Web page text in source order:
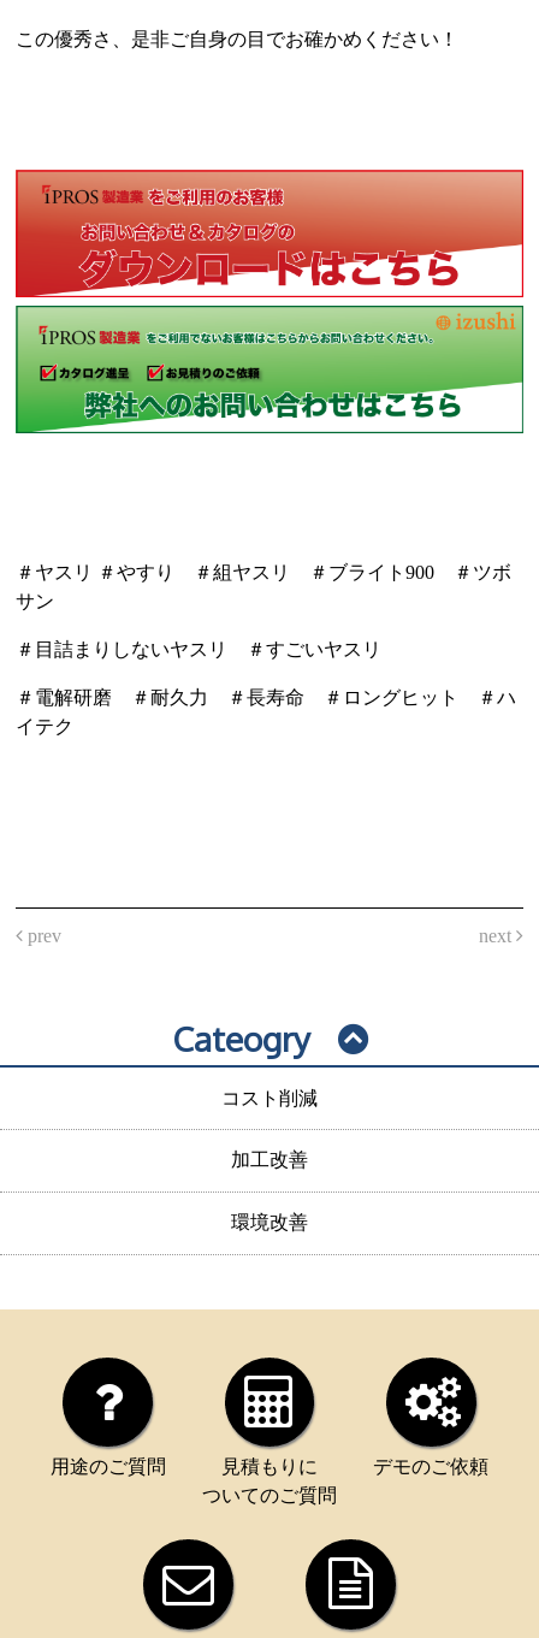
この優秀さ、是非ご自身の目でお確かめください！
＃ヤスリ ＃やすり ＃組ヤスリ ＃ブライト900 ＃ツボ
サン
＃目詰まりしないヤスリ ＃すごいヤスリ
＃電解研磨 ＃耐久力 ＃長寿命 ＃ロングヒット ＃ハ
イテク
prev next
Cateogry
コスト削減
加工改善
環境改善
用途のご質問
見積もりに
ついてのご質問
デモのご依頼